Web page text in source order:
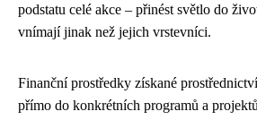
podstatu celé akce – přinést světlo do
vnímají jinak než jejich vrstevníci.
Finanční prostředky získané
přímo do konkrétních programů a